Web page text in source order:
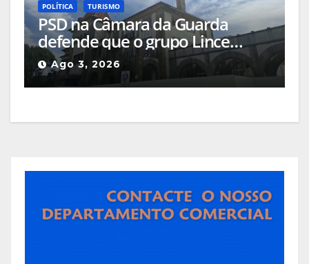
POLÍTICA TURISMO
PSD na Câmara da Guarda
defende que o grupo Lince
deveria apresentar, na cidade, o
projeto que pretende
implementar no Hotel Turismo
Ago 3, 2026